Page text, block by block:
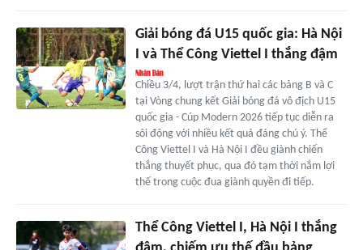
Giải bóng đá U15 quốc gia: Hà Nội
I và Thể Công Viettel I thắng đậm
Chiều 3/4, lượt trận thứ hai các bảng B và C
tại Vòng chung kết Giải bóng đá vô địch U15
quốc gia - Cúp Modern 2026 tiếp tục diễn ra
sôi động với nhiều kết quả đáng chú ý. Thể
Công Viettel I và Hà Nội I đều giành chiến
thắng thuyết phục, qua đó tạm thời nắm lợi
thế trong cuộc đua giành quyền đi tiếp.
Thể Công Viettel I, Hà Nội I thắng